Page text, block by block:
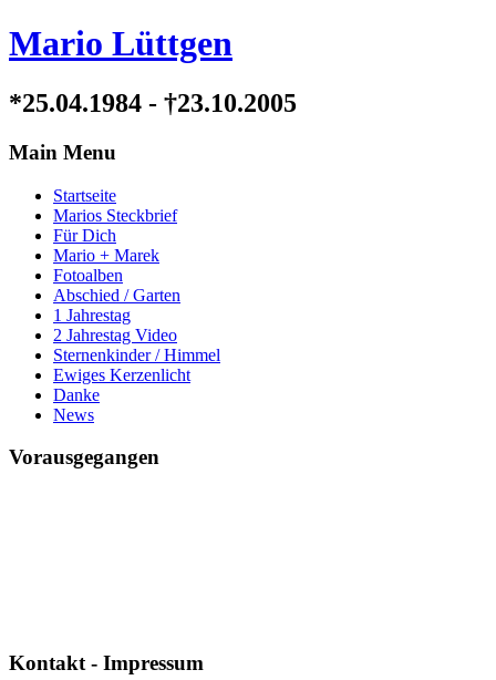
Mario Lüttgen
*25.04.1984 - †23.10.2005
Main Menu
Startseite
Marios Steckbrief
Für Dich
Mario + Marek
Fotoalben
Abschied / Garten
1 Jahrestag
2 Jahrestag Video
Sternenkinder / Himmel
Ewiges Kerzenlicht
Danke
News
Vorausgegangen
Kontakt - Impressum